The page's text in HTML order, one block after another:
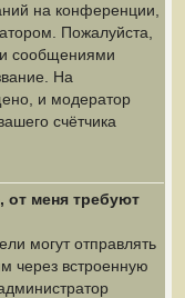
на конференции,
Пожалуйста,
сообщениями
На
и модератор
счётчика
от меня требуют
могут отправлять
через встроенную